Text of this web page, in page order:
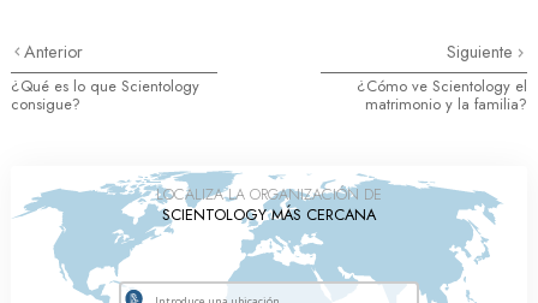
Anterior
¿Qué es lo que Scientology
consigue?
Siguiente
¿Cómo ve Scientology el
matrimonio y la familia?
LOCALIZA LA ORGANIZACIÓN DE
SCIENTOLOGY MÁS CERCANA